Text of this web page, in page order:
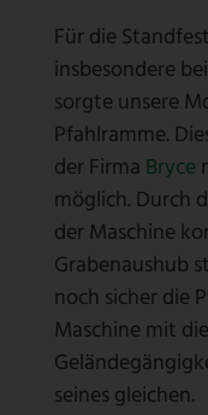
Für die
insbesondere
sorgte unsere
Pfahlramme.
der Firma Bryce
möglich. Durch
der Maschine
Grabenaushub
noch sicher die
Maschine mit
seines gleichen.